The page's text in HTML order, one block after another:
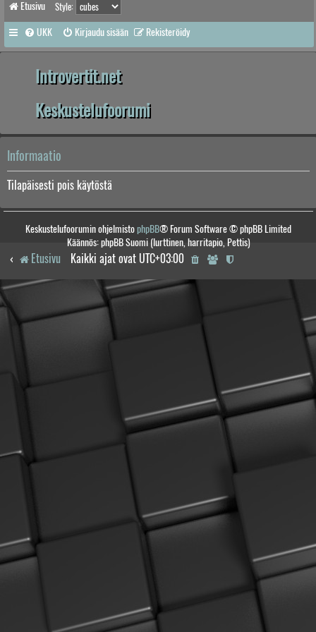
Etusivu Style:
UKK Kirjaudu sisään Rekisteröidy
Introvertit.net
Keskustelufoorumi
Informaatio
Tilapäisesti pois käytöstä
Keskustelufoorumin ohjelmistophpBB® Forum Software © phpBB Limited
Käännös: phpBB Suomi (lurttinen, harritapio, Pettis)
Etusivu Kaikki ajat ovat UTC+03:00